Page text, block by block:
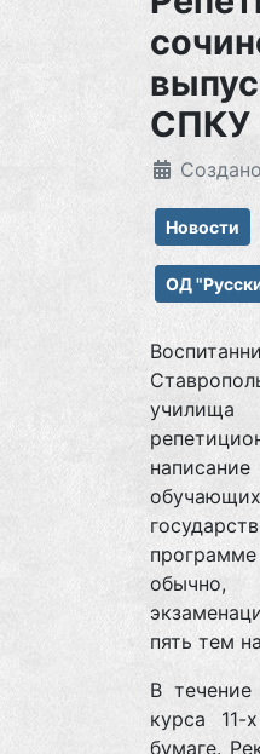
СПКУ
Новости
ОД
пять тем
В
курса
бумаге.